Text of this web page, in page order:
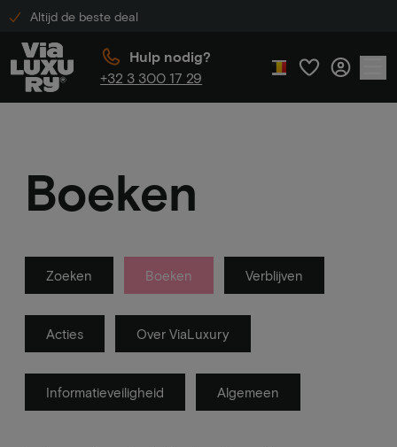
Altijd de beste deal
Hulp nodig?
+32 3 300 17 29
Boeken
Zoeken Boeken Verblijven
Acties Over ViaLuxury
Informatieveiligheid Algemeen